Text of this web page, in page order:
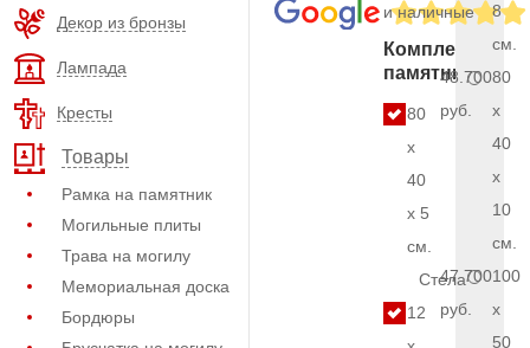
Декор из бронзы
Лампада
Кресты
Товары
Рамка на памятник
Могильные плиты
Трава на могилу
Мемориальная доска
Бордюры
и наличные
Комплект
памятника
80
x
40
x 5
см.
Стела
12
8
см.
48.700
руб.
80
x
40
x
10
см.
47.700
руб.
100
x
50